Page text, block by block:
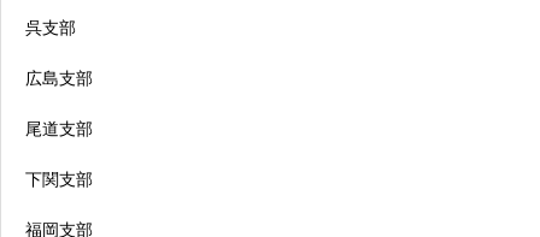
呉支部
広島支部
尾道支部
下関支部
福岡支部